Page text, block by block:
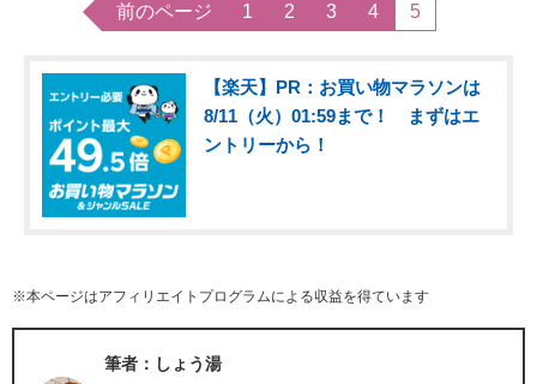
前のページ 1 2 3 4 5
【楽天】PR：お買い物マラソンは
8/11（火）01:59まで！ まずはエ
ントリーから！
※本ページはアフィリエイトプログラムによる収益を得ています
筆者：しょう湯